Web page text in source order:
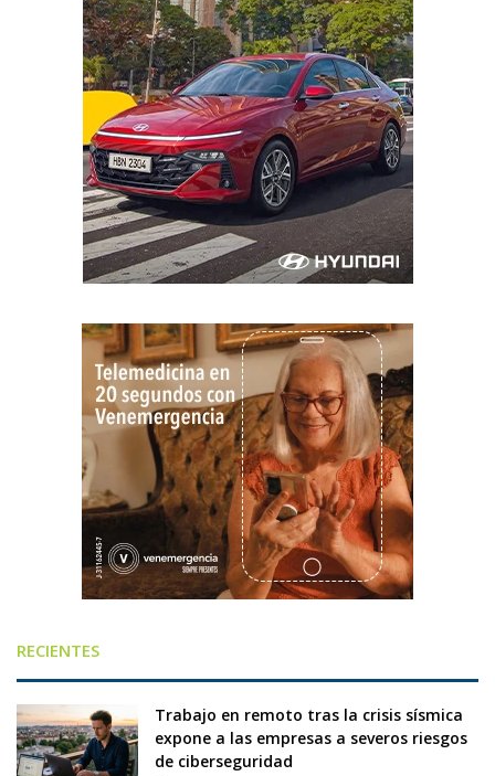
RECIENTES
Trabajo en remoto tras la crisis sísmica
expone a las empresas a severos riesgos
de ciberseguridad